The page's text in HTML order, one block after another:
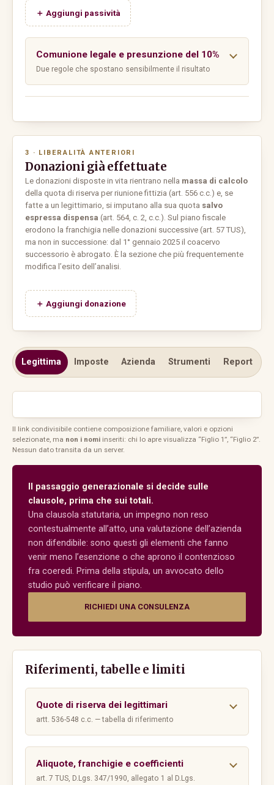
＋ Aggiungi passività
Comunione legale e presunzione del 10%
Due regole che spostano sensibilmente il risultato
3 · LIBERALITÀ ANTERIORI
Donazioni già effettuate
Le donazioni disposte in vita rientrano nella massa di calcolo
della quota di riserva per riunione fittizia (art. 556 c.c.) e, se
fatte a un legittimario, si imputano alla sua quota salvo
espressa dispensa (art. 564, c. 2, c.c.). Sul piano fiscale
erodono la franchigia nelle donazioni successive (art. 57 TUS),
ma non in successione: dal 1° gennaio 2025 il coacervo
successorio è abrogato. È la sezione che più frequentemente
modifica l’esito dell’analisi.
＋ Aggiungi donazione
Legittima Imposte Azienda Strumenti Report
Il link condivisibile contiene composizione familiare, valori e opzioni
selezionate, ma non i nomi inseriti: chi lo apre visualizza “Figlio 1”, “Figlio 2”.
Nessun dato transita da un server.
Il passaggio generazionale si decide sulle
clausole, prima che sui totali.
Una clausola statutaria, un impegno non reso
contestualmente all’atto, una valutazione dell’azienda
non difendibile: sono questi gli elementi che fanno
venir meno l’esenzione o che aprono il contenzioso
fra coeredi. Prima della stipula, un avvocato dello
studio può verificare il piano.
RICHIEDI UNA CONSULENZA
Riferimenti, tabelle e limiti
Quote di riserva dei legittimari
artt. 536-548 c.c. — tabella di riferimento
Aliquote, franchigie e coefficienti
art. 7 TUS, D.Lgs. 347/1990, allegato 1 al D.Lgs.